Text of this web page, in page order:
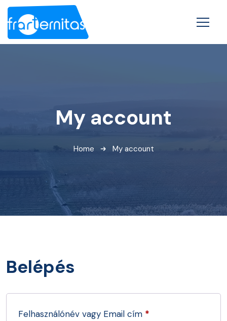
My account
Home My account
Belépés
Felhasználónév vagy Email cím *